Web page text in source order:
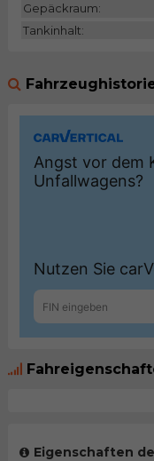
Gepäckraum:
Tankinhalt:
Eigenschaften